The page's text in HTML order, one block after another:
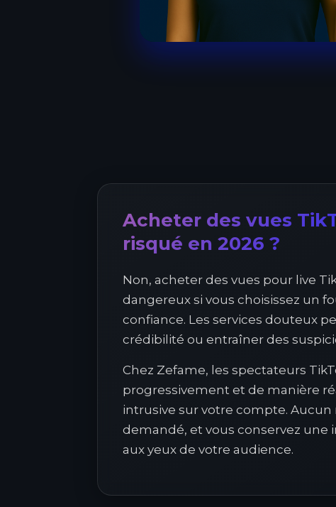
Acheter des vues
risqué en 2026 ?
Non, acheter des vues pour live
dangereux si vous choisissez un
confiance. Les services douteux
crédibilité ou entraîner des
Chez Zefame, les spectateurs
progressivement et de manière
intrusive sur votre compte. Aucun
demandé, et vous conservez une
aux yeux de votre audience.